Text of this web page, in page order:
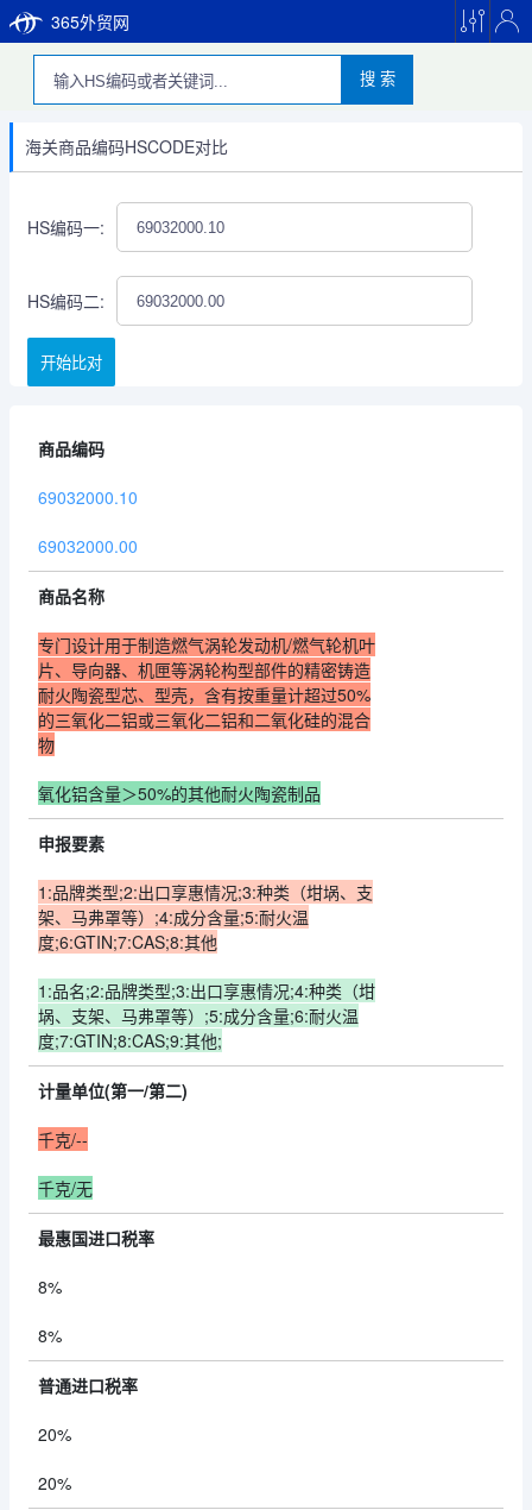
365外贸网
搜 索
海关商品编码HSCODE对比
HS编码一:
HS编码二:
开始比对
商品编码
69032000.10
69032000.00
商品名称
专门设计用于制造燃气涡轮发动机/燃气轮机叶
片、导向器、机匣等涡轮构型部件的精密铸造
耐火陶瓷型芯、型壳，含有按重量计超过50%
的三氧化二铝或三氧化二铝和二氧化硅的混合
物
氧化铝含量＞50%的其他耐火陶瓷制品
申报要素
1:品牌类型;2:出口享惠情况;3:种类（坩埚、支
架、马弗罩等）;4:成分含量;5:耐火温
度;6:GTIN;7:CAS;8:其他
1:品名;2:品牌类型;3:出口享惠情况;4:种类（坩
埚、支架、马弗罩等）;5:成分含量;6:耐火温
度;7:GTIN;8:CAS;9:其他;
计量单位(第一/第二)
千克/--
千克/无
最惠国进口税率
8%
8%
普通进口税率
20%
20%